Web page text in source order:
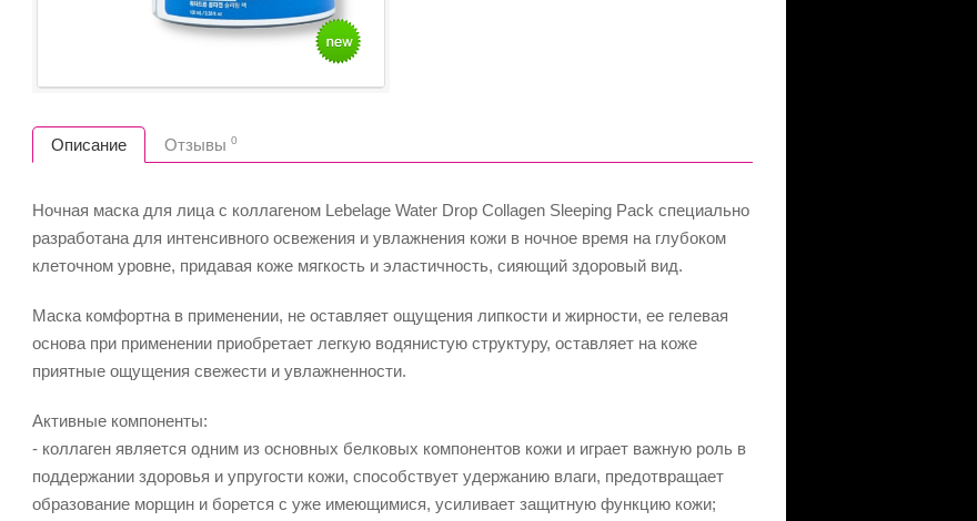
Описание Отзывы 0
Ночная маска для лица с коллагеном Lebelage Water Drop Collagen Sleeping Pack специально
разработана для интенсивного освежения и увлажнения кожи в ночное время на глубоком
клеточном уровне, придавая коже мягкость и эластичность, сияющий здоровый вид.
Маска комфортна в применении, не оставляет ощущения липкости и жирности, ее гелевая
основа при применении приобретает легкую водянистую структуру, оставляет на коже
приятные ощущения свежести и увлажненности.
Активные компоненты:
- коллаген является одним из основных белковых компонентов кожи и играет важную роль в
поддержании здоровья и упругости кожи, способствует удержанию влаги, предотвращает
образование морщин и борется с уже имеющимися, усиливает защитную функцию кожи;